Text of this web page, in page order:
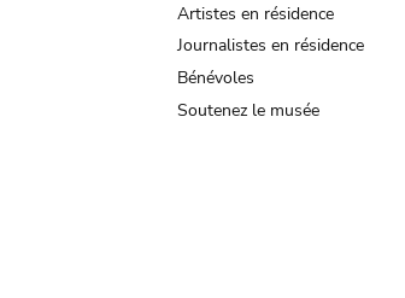
Artistes en résidence
Journalistes en résidence
Bénévoles
Soutenez le musée